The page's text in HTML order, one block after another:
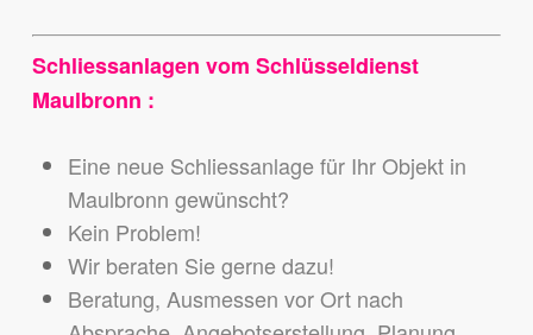
Schliessanlagen vom Schlüsseldienst
Maulbronn :
Eine neue Schliessanlage für Ihr Objekt in
Maulbronn gewünscht?
Kein Problem!
Wir beraten Sie gerne dazu!
Beratung, Ausmessen vor Ort nach